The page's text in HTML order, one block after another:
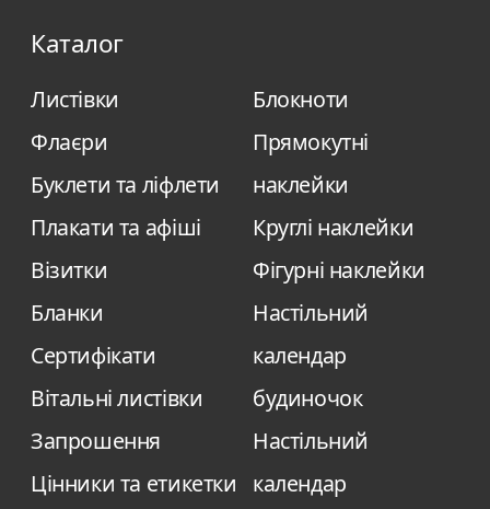
Каталог
Листівки
Флаєри
Буклети та ліфлети
Плакати та афіші
Візитки
Бланки
Сертифікати
Вітальні листівки
Запрошення
Цінники та етикетки
Блокноти
Прямокутні
наклейки
Круглі наклейки
Фігурні наклейки
Настільний
календар
будиночок
Настільний
календар